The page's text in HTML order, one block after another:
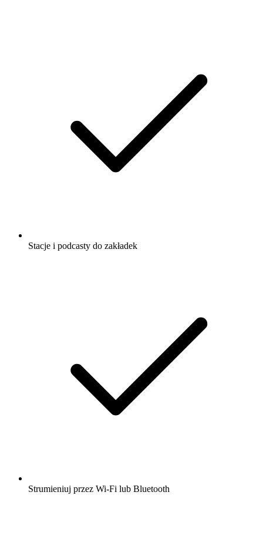
Stacje i podcasty do zakładek
Strumieniuj przez Wi-Fi lub Bluetooth